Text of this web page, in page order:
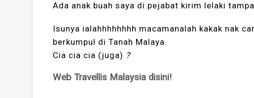
Ada anak buah saya di pejabat kirim lelaki
Isunya ialahhhhhhhh macamanalah kakak nak
berkumpul di Tanah Malaya.
Cia cia cia (juga) ?
Web Travellis Malaysia disini!